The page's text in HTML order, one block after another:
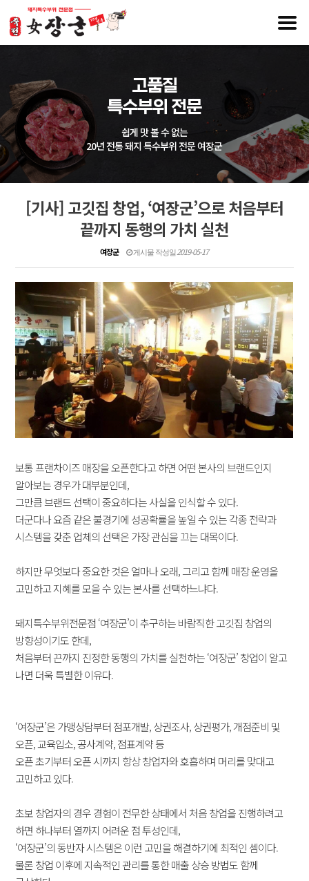
고품질
특수부위 전문
쉽게 맛 볼 수 없는
20년 전통 돼지 특수부위 전문 여장군
[기사] 고깃집 창업, ‘여장군’으로 처음부터
끝까지 동행의 가치 실천
여장군 게시물 작성일 2019-05-17
보통 프랜차이즈 매장을 오픈한다고 하면 어떤 본사의 브랜드인지
알아보는 경우가 대부분인데,
그만큼 브랜드 선택이 중요하다는 사실을 인식할 수 있다.
더군다나 요즘 같은 불경기에 성공확률을 높일 수 있는 각종 전략과
시스템을 갖춘 업체의 선택은 가장 관심을 끄는 대목이다.
하지만 무엇보다 중요한 것은 얼마나 오래, 그리고 함께 매장 운영을
고민하고 지혜를 모을 수 있는 본사를 선택하느냐다.
​돼지특수부위전문점 ‘여장군’이 추구하는 바람직한 고깃집 창업의
방향성이기도 한데,
처음부터 끈까지 진정한 동행의 가치를 실천하는 ‘여장군’ 창업이 알고
나면 더욱 특별한 이유다.
‘여장군’은 가맹상담부터 점포개발, 상권조사, 상권평가, 개점준비 및
오픈, 교육입소, 공사계약, 점표계약 등
오픈 초기부터 오픈 시까지 항상 창업자와 호흡하며 머리를 맞대고
고민하고 있다.
​초보 창업자의 경우 경험이 전무한 상태에서 처음 창업을 진행하려고
하면 하나부터 열까지 어려운 점 투성인데,
‘여장군’의 동반자 시스템은 이런 고민을 해결하기에 최적인 셈이다.
물론 창업 이후에 지속적인 관리를 통한 매출 상승 방법도 함께